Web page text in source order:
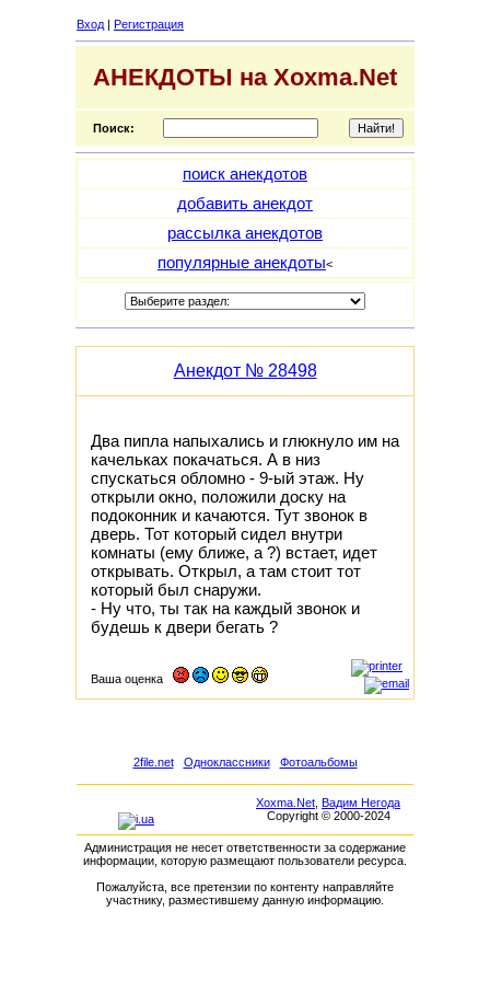
Вход | Регистрация
АНЕКДОТЫ на Xoxma.Net
Поиск:
поиск анекдотов
добавить анекдот
рассылка анекдотов
популярные анекдоты<
Анекдот № 28498
Два пипла напыхались и глюкнуло им на
качельках покачаться. А в низ
спускаться обломно - 9-ый этаж. Hу
открыли окно, положили доску на
подоконник и качаются. Тут звонок в
дверь. Тот который сидел внутри
комнаты (ему ближе, а ?) встает, идет
открывать. Открыл, а там стоит тот
который был снаружи.
- Hу что, ты так на каждый звонок и
будешь к двери бегать ?
Ваша оценка
2file.net Одноклассники Фотоальбомы
Xoxma.Net Вадим Негода
Copyright © 2000-2024
Администрация не несет ответственности за содержание
информации, которую размещают пользователи ресурса.
Пожалуйста, все претензии по контенту направляйте
участнику, разместившему данную информацию.